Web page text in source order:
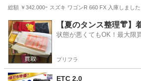
総額 ￥342.000ｰ スズキ ワゴンR 660 FX 入庫しまし
兵庫 明石市 魚住駅 ワゴンＲ ワゴ
【夏のタンス整理👘】
状態が悪くてもOK！最大限
プリフラ
ETC 2.0